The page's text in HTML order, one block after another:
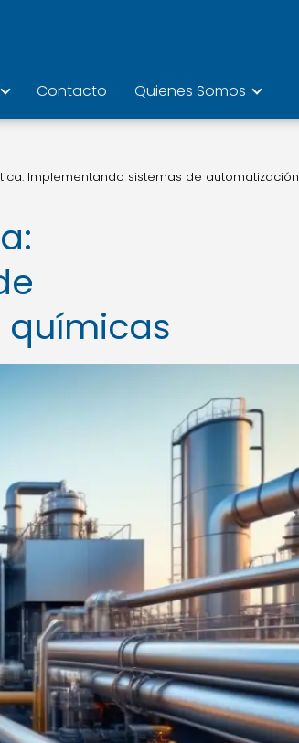
Contacto Quienes Somos
Implementando sistemas de automatización